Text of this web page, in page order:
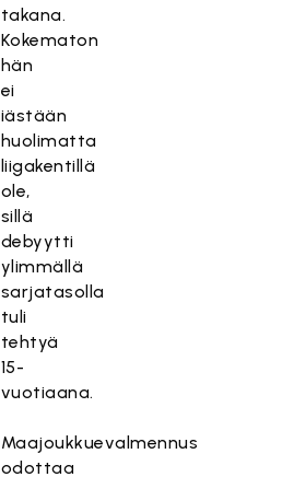
takana.
Kokematon
hän
ei
iästään
huolimatta
liigakentillä
ole,
sillä
debyytti
ylimmällä
sarjatasolla
tuli
tehtyä
15-
vuotiaana.
Maajoukkuevalmennus
odottaa